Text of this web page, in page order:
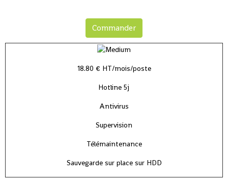
Commander
18.80 € HT/mois/poste
Hotline 5j
Antivirus
Supervision
Télémaintenance
Sauvegarde sur place sur HDD